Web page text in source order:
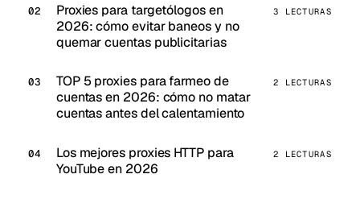
Proxies para targetólogos en
2026: cómo evitar baneos y no
quemar cuentas publicitarias
3 LECTURAS
TOP 5 proxies para farmeo de
cuentas en 2026: cómo no matar
cuentas antes del calentamiento
2 LECTURAS
Los mejores proxies HTTP para
YouTube en 2026
2 LECTURAS